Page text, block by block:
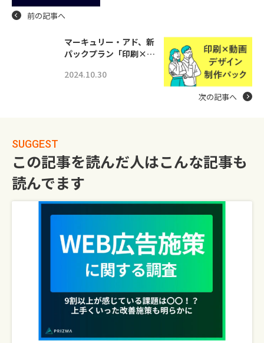
前の記事へ
マーキュリー・アド、新
パックプラン「印刷×…
2024.10.30
次の記事へ
SUGGEST
この記事を読んだ人はこんな記事も
読んでます